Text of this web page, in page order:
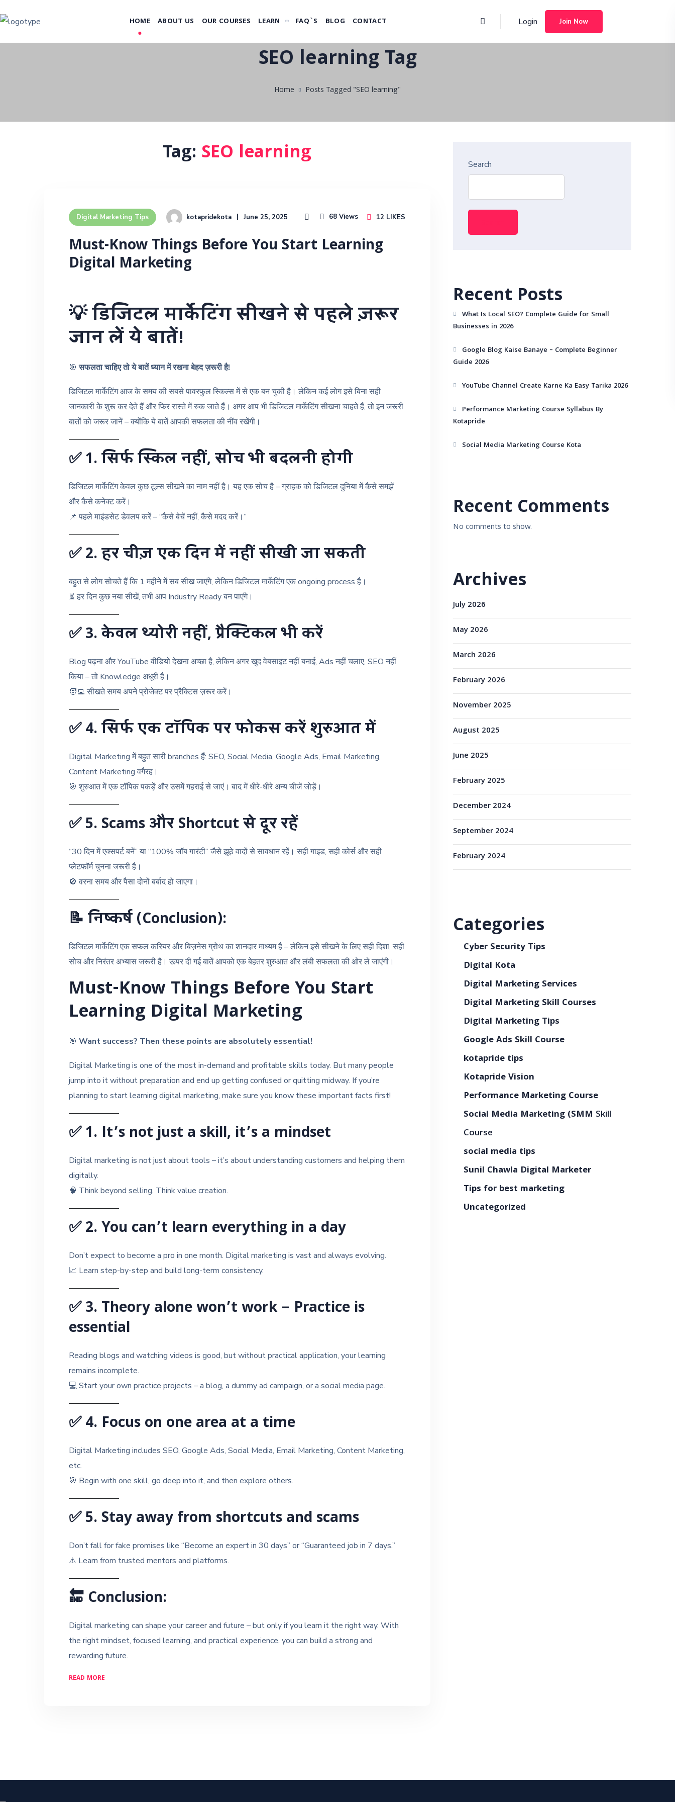
HOME ABOUT US OUR COURSES LEARN FAQ`S BLOG CONTACT Login Join Now
SEO learning Tag
Home Posts Tagged "SEO learning"
Tag: SEO learning
Digital Marketing Tips kotapridekota June 25, 2025 68Views 12 LIKES
Must-Know Things Before You Start Learning
Digital Marketing
💡डिजिटल मार्केटिंग सीखने से पहले ज़रूर
जान लें ये बातें!
🎯सफलता चाहिए तो ये बातें ध्यान में रखना बेहद ज़रूरी है!
डिजिटल मार्केटिंग आज के समय की सबसे पावरफुल स्किल्स में से एक बन चुकी है। लेकिन कई लोग इसे बिना सही
जानकारी के शुरू कर देते हैं और फिर रास्ते में रुक जाते हैं। अगर आप भी डिजिटल मार्केटिंग सीखना चाहते हैं, तो इन जरूरी
बातों को जरूर जानें – क्योंकि ये बातें आपकी सफलता की नींव रखेंगी।
✅1. सिर्फ स्किल नहीं, सोच भी बदलनी होगी
डिजिटल मार्केटिंग केवल कुछ टूल्स सीखने का नाम नहीं है। यह एक सोच है – ग्राहक को डिजिटल दुनिया में कैसे समझें
और कैसे कनेक्ट करें।
📌 पहले माइंडसेट डेवलप करें – “कैसे बेचें नहीं, कैसे मदद करें।”
✅2. हर चीज़ एक दिन में नहीं सीखी जा सकती
बहुत से लोग सोचते हैं कि 1 महीने में सब सीख जाएंगे, लेकिन डिजिटल मार्केटिंग एक ongoing process है।
⏳ हर दिन कुछ नया सीखें, तभी आप Industry Ready बन पाएंगे।
✅3. केवल थ्योरी नहीं, प्रैक्टिकल भी करें
Blog पढ़ना और YouTube वीडियो देखना अच्छा है, लेकिन अगर खुद वेबसाइट नहीं बनाई, Ads नहीं चलाए, SEO नहीं
किया – तो Knowledge अधूरी है।
🧑‍💻 सीखते समय अपने प्रोजेक्ट पर प्रैक्टिस ज़रूर करें।
✅4. सिर्फ एक टॉपिक पर फोकस करें शुरुआत में
Digital Marketing में बहुत सारी branches हैं: SEO, Social Media, Google Ads, Email Marketing,
Content Marketing वगैरह।
🎯 शुरुआत में एक टॉपिक पकड़ें और उसमें गहराई से जाएं। बाद में धीरे-धीरे अन्य चीजें जोड़ें।
✅5. Scams और Shortcut से दूर रहें
“30 दिन में एक्सपर्ट बनें” या “100% जॉब गारंटी” जैसे झूठे वादों से सावधान रहें। सही गाइड, सही कोर्स और सही
प्लेटफॉर्म चुनना जरूरी है।
🚫 वरना समय और पैसा दोनों बर्बाद हो जाएगा।
📝 निष्कर्ष (Conclusion):
डिजिटल मार्केटिंग एक सफल करियर और बिज़नेस ग्रोथ का शानदार माध्यम है – लेकिन इसे सीखने के लिए सही दिशा, सही
सोच और निरंतर अभ्यास जरूरी है। ऊपर दी गई बातें आपको एक बेहतर शुरुआत और लंबी सफलता की ओर ले जाएंगी।
Must-Know Things Before You Start
Learning Digital Marketing
🎯 Want success? Then these points are absolutely essential!
Digital Marketing is one of the most in-demand and profitable skills today. But many people
jump into it without preparation and end up getting confused or quitting midway. If you’re
planning to start learning digital marketing, make sure you know these important facts first!
✅1. It’s not just a skill, it’s a mindset
Digital marketing is not just about tools – it’s about understanding customers and helping them
digitally.
🧠 Think beyond selling. Think value creation.
✅2. You can’t learn everything in a day
Don’t expect to become a pro in one month. Digital marketing is vast and always evolving.
📈 Learn step-by-step and build long-term consistency.
✅3. Theory alone won’t work – Practice is
essential
Reading blogs and watching videos is good, but without practical application, your learning
remains incomplete.
💻 Start your own practice projects – a blog, a dummy ad campaign, or a social media page.
✅4. Focus on one area at a time
Digital Marketing includes SEO, Google Ads, Social Media, Email Marketing, Content Marketing,
etc.
🎯 Begin with one skill, go deep into it, and then explore others.
✅5. Stay away from shortcuts and scams
Don’t fall for fake promises like “Become an expert in 30 days” or “Guaranteed job in 7 days.”
⚠️ Learn from trusted mentors and platforms.
🔚 Conclusion:
Digital marketing can shape your career and future – but only if you learn it the right way. With
the right mindset, focused learning, and practical experience, you can build a strong and
rewarding future.
READ MORE
Search
Recent Posts
What Is Local SEO? Complete Guide for Small
Businesses in 2026
Google Blog Kaise Banaye – Complete Beginner
Guide 2026
YouTube Channel Create Karne Ka Easy Tarika 2026
Performance Marketing Course Syllabus By
Kotapride
Social Media Marketing Course Kota
Recent Comments
No comments to show.
Archives
July 2026
May 2026
March 2026
February 2026
November 2025
August 2025
June 2025
February 2025
December 2024
September 2024
February 2024
Categories
Cyber Security Tips
Digital Kota
Digital Marketing Services
Digital Marketing Skill Courses
Digital Marketing Tips
Google Ads Skill Course
kotapride tips
Kotapride Vision
Performance Marketing Course
Social Media Marketing (SMM Skill
Course
social media tips
Sunil Chawla Digital Marketer
Tips for best marketing
Uncategorized